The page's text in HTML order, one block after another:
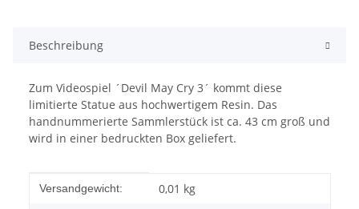
Beschreibung
Zum Videospiel ´Devil May Cry 3´ kommt diese
limitierte Statue aus hochwertigem Resin. Das
handnummerierte Sammlerstück ist ca. 43 cm groß und
wird in einer bedruckten Box geliefert.
Produkteigenschaft
Wert
Versandgewicht: 0,01 kg